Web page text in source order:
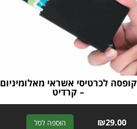
קופסה לכרטיסי אשראי מאלומיניום
– קרדיט
₪29.00 הוספה לסל